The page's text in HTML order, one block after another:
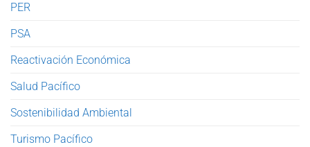
PER
PSA
Reactivación Económica
Salud Pacífico
Sostenibilidad Ambiental
Turismo Pacífico